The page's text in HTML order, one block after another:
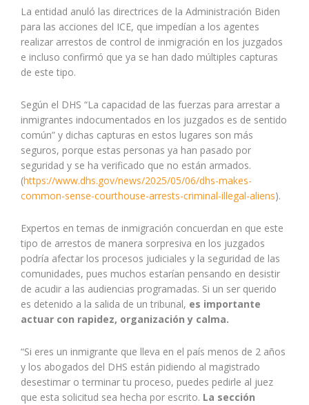
La entidad anuló las directrices de la Administración Biden
para las acciones del ICE, que impedían a los agentes
realizar arrestos de control de inmigración en los juzgados
e incluso confirmó que ya se han dado múltiples capturas
de este tipo.
Según el DHS “La capacidad de las fuerzas para arrestar a
inmigrantes indocumentados en los juzgados es de sentido
común” y dichas capturas en estos lugares son más
seguros, porque estas personas ya han pasado por
seguridad y se ha verificado que no están armados.
(https://www.dhs.gov/news/2025/05/06/dhs-makes-
common-sense-courthouse-arrests-criminal-illegal-aliens).
Expertos en temas de inmigración concuerdan en que este
tipo de arrestos de manera sorpresiva en los juzgados
podría afectar los procesos judiciales y la seguridad de las
comunidades, pues muchos estarían pensando en desistir
de acudir a las audiencias programadas. Si un ser querido
es detenido a la salida de un tribunal, es importante
actuar con rapidez, organización y calma.
“Si eres un inmigrante que lleva en el país menos de 2 años
y los abogados del DHS están pidiendo al magistrado
desestimar o terminar tu proceso, puedes pedirle al juez
que esta solicitud sea hecha por escrito. La sección